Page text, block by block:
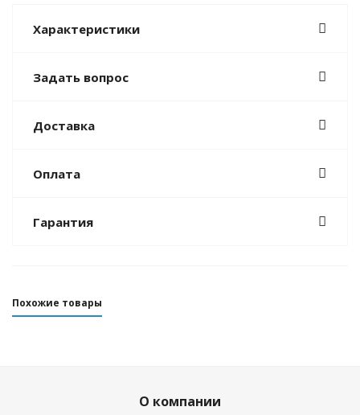
Характеристики
Задать вопрос
Доставка
Оплата
Гарантия
Похожие товары
О компании